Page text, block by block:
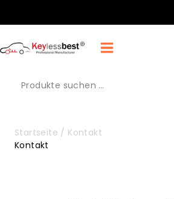
Startseite / Kontakt
Kontakt